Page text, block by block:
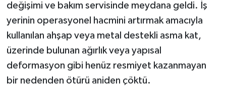
değişimi ve bakım servisinde meydana geldi. İş
yerinin operasyonel hacmini artırmak amacıyla
kullanılan ahşap veya metal destekli asma kat,
üzerinde bulunan ağırlık veya yapısal
deformasyon gibi henüz resmiyet kazanmayan
bir nedenden ötürü aniden çöktü.